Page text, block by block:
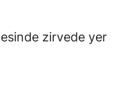
zirvede yer